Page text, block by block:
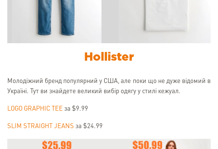
Hollister
Молодіжний бренд популярний у США, але поки що не дуже відомий в
Україні. Тут ви знайдете великий вибір одягу у стилі кежуал.
LOGO GRAPHIC TEE за $9.99
SLIM STRAIGHT JEANS за $24.99